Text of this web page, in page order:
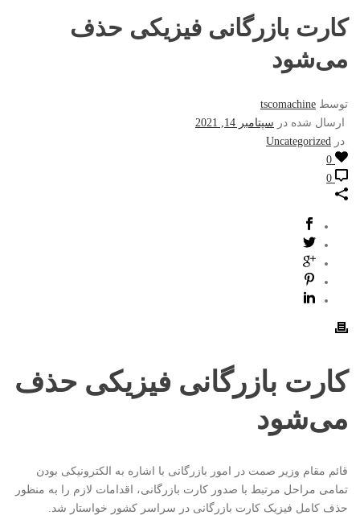
کارت بازرگانی فیزیکی حذف
می‌شود
توسط tscomachine
ارسال شده در سپتامبر 14, 2021
در
Uncategorized
0
کارت بازرگانی فیزیکی حذف
می‌شود
قائم مقام وزیر صمت در امور بازرگانی با اشاره به الکترونیکی بودن
تمامی مراحل مرتبط با صدور کارت بازرگانی، اقدامات لازم را به منظور
حذف کامل فیزیک کارت بازرگانی در سراسر کشور خواستار شد.